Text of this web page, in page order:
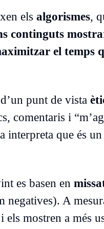
els algorismes,
continguts
el temps
punt de vista
comentaris i
interpreta que és un
es basen en
negatives). A
mostren a més